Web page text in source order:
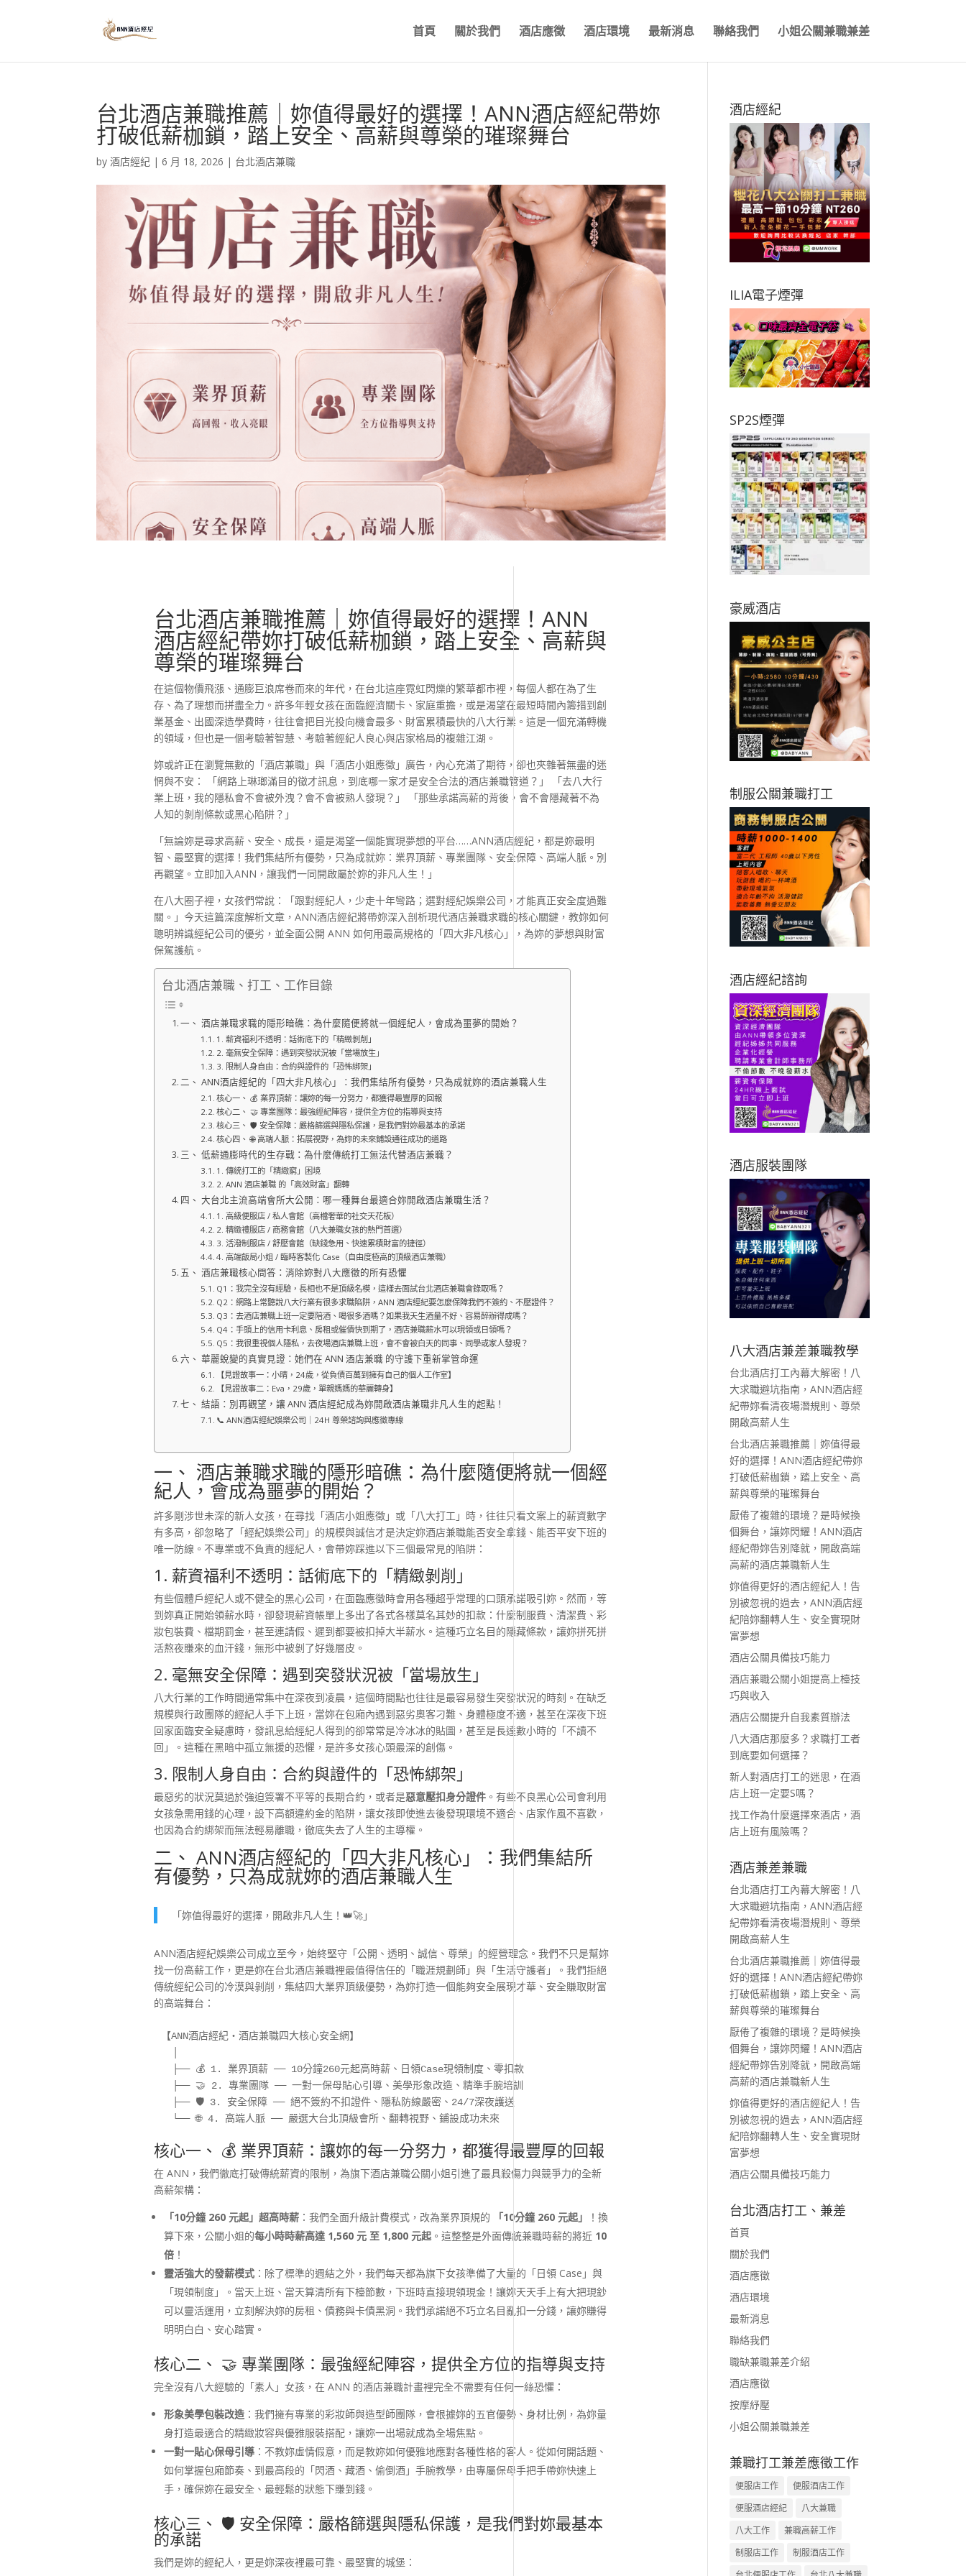
首頁 關於我們 酒店應徵 酒店環境 最新消息 聯絡我們 小姐公關兼職兼差
台北酒店兼職推薦｜妳值得最好的選擇！ANN酒店經紀帶妳
打破低薪枷鎖，踏上安全、高薪與尊榮的璀璨舞台
by酒店經紀 |6 月 18, 2026 | 台北酒店兼職
台北酒店兼職推薦｜妳值得最好的選擇！ANN
酒店經紀帶妳打破低薪枷鎖，踏上安全、高薪與
尊榮的璀璨舞台
在這個物價飛漲、通膨巨浪席卷而來的年代，在台北這座霓虹閃爍的繁華都市裡，每個人都在為了生
存、為了理想而拼盡全力。許多年輕女孩在面臨經濟關卡、家庭重擔，或是渴望在最短時間內籌措到創
業基金、出國深造學費時，往往會把目光投向機會最多、財富累積最快的八大行業。這是一個充滿轉機
的領域，但也是一個考驗著智慧、考驗著經紀人良心與店家格局的複雜江湖。
妳或許正在瀏覽無數的「酒店兼職」與「酒店小姐應徵」廣告，內心充滿了期待，卻也夾雜著無盡的迷
惘與不安： 「網路上琳瑯滿目的徵才訊息，到底哪一家才是安全合法的酒店兼職管道？」 「去八大行
業上班，我的隱私會不會被外洩？會不會被熟人發現？」 「那些承諾高薪的背後，會不會隱藏著不為
人知的剝削條款或黑心陷阱？」
「無論妳是尋求高薪、安全、成長，還是渴望一個能實現夢想的平台……ANN酒店經紀，都是妳最明
智、最堅實的選擇！我們集結所有優勢，只為成就妳：業界頂薪、專業團隊、安全保障、高端人脈。別
再觀望。立即加入ANN，讓我們一同開啟屬於妳的非凡人生！」
在八大圈子裡，女孩們常說：「跟對經紀人，少走十年彎路；選對經紀娛樂公司，才能真正安全度過難
關。」今天這篇深度解析文章，ANN酒店經紀將帶妳深入剖析現代酒店兼職求職的核心關鍵，教妳如何
聰明辨識經紀公司的優劣，並全面公開 ANN 如何用最高規格的「四大非凡核心」，為妳的夢想與財富
保駕護航。
台北酒店兼職、打工、工作目錄
一、 酒店兼職求職的隱形暗礁：為什麼隨便將就一個經紀人，會成為噩夢的開始？
1. 薪資福利不透明：話術底下的「精緻剝削」
2. 毫無安全保障：遇到突發狀況被「當場放生」
3. 限制人身自由：合約與證件的「恐怖綁架」
二、 ANN酒店經紀的「四大非凡核心」：我們集結所有優勢，只為成就妳的酒店兼職人生
核心一、 💰 業界頂薪：讓妳的每一分努力，都獲得最豐厚的回報
核心二、 🤝 專業團隊：最強經紀陣容，提供全方位的指導與支持
核心三、 🛡️ 安全保障：嚴格篩選與隱私保護，是我們對妳最基本的承諾
核心四、 🌐 高端人脈：拓展視野，為妳的未來鋪設通往成功的道路
三、 低薪通膨時代的生存戰：為什麼傳統打工無法代替酒店兼職？
1. 傳統打工的「精緻窮」困境
2. ANN 酒店兼職 的「高效財富」翻轉
四、 大台北主流高端會所大公開：哪一種舞台最適合妳開啟酒店兼職生活？
1. 高級便服店 / 私人會館（高檔奢華的社交天花板）
2. 精緻禮服店 / 商務會館（八大兼職女孩的熱門首選）
3. 活潑制服店 / 舒壓會館（缺錢急用、快速累積財富的捷徑）
4. 高端飯局小姐 / 臨時客製化 Case（自由度極高的頂級酒店兼職）
五、 酒店兼職核心問答：消除妳對八大應徵的所有恐懼
Q1：我完全沒有經驗，長相也不是頂級名模，這樣去面試台北酒店兼職會錄取嗎？
Q2：網路上常聽說八大行業有很多求職陷阱，ANN 酒店經紀要怎麼保障我們不簽約、不壓證件？
Q3：去酒店兼職上班一定要陪酒、喝很多酒嗎？如果我天生酒量不好、容易醉辦得成嗎？
Q4：手頭上的信用卡利息、房租或催債快到期了，酒店兼職薪水可以現領或日領嗎？
Q5：我很重視個人隱私，去夜場酒店兼職上班，會不會被白天的同事、同學或家人發現？
六、 華麗蛻變的真實見證：她們在 ANN 酒店兼職 的守護下重新掌管命運
【見證故事一：小晴，24歲，從負債百萬到擁有自己的個人工作室】
【見證故事二：Eva，29歲，單親媽媽的華麗轉身】
七、 結語：別再觀望，讓 ANN 酒店經紀成為妳開啟酒店兼職非凡人生的起點！
📞 ANN酒店經紀娛樂公司｜24H 尊榮諮詢與應徵專線
一、 酒店兼職求職的隱形暗礁：為什麼隨便將就一個經
紀人，會成為噩夢的開始？
許多剛涉世未深的新人女孩，在尋找「酒店小姐應徵」或「八大打工」時，往往只看文案上的薪資數字
有多高，卻忽略了「經紀娛樂公司」的規模與誠信才是決定妳酒店兼職能否安全拿錢、能否平安下班的
唯一防線。不專業或不負責的經紀人，會帶妳踩進以下三個最常見的陷阱：
1. 薪資福利不透明：話術底下的「精緻剝削」
有些個體戶經紀人或不健全的黑心公司，在面臨應徵時會用各種超乎常理的口頭承諾吸引妳。然而，等
到妳真正開始領薪水時，卻發現薪資帳單上多出了各式各樣莫名其妙的扣款：什麼制服費、清潔費、彩
妝包裝費、檔期罰金，甚至連請假、遲到都要被扣掉大半薪水。這種巧立名目的隱藏條款，讓妳拼死拼
活熬夜賺來的血汗錢，無形中被剝了好幾層皮。
2. 毫無安全保障：遇到突發狀況被「當場放生」
八大行業的工作時間通常集中在深夜到凌晨，這個時間點也往往是最容易發生突發狀況的時刻。在缺乏
規模與行政團隊的經紀人手下上班，當妳在包廂內遇到惡劣奧客刁難、身體極度不適，甚至在深夜下班
回家面臨安全疑慮時，發訊息給經紀人得到的卻常常是冷冰冰的貼圖，甚至是長達數小時的「不讀不
回」。這種在黑暗中孤立無援的恐懼，是許多女孩心頭最深的創傷。
3. 限制人身自由：合約與證件的「恐怖綁架」
最惡劣的狀況莫過於強迫簽署不平等的長期合約，或者是惡意壓扣身分證件。有些不良黑心公司會利用
女孩急需用錢的心理，設下高額違約金的陷阱，讓女孩即使進去後發現環境不適合、店家作風不喜歡，
也因為合約綁架而無法輕易離職，徹底失去了人生的主導權。
二、 ANN酒店經紀的「四大非凡核心」：我們集結所
有優勢，只為成就妳的酒店兼職人生
「妳值得最好的選擇，開啟非凡人生！👑🚀」
ANN酒店經紀娛樂公司成立至今，始終堅守「公開、透明、誠信、尊榮」的經營理念。我們不只是幫妳
找一份高薪工作，更是妳在台北酒店兼職裡最值得信任的「職涯規劃師」與「生活守護者」。我們拒絕
傳統經紀公司的冷漠與剝削，集結四大業界頂級優勢，為妳打造一個能夠安全展現才華、安全賺取財富
的高端舞台：
【ANN酒店經紀・酒店兼職四大核心安全網】
  ├── 💰 1. 業界頂薪 ── 10分鐘260元起高時薪、日領Case現領制度、零扣款
  ├── 🤝 2. 專業團隊 ── 一對一保母貼心引導、美學形象改造、精準手腕培訓
  ├── 🛡️ 3. 安全保障 ── 絕不簽約不扣證件、隱私防線嚴密、24/7深夜護送
核心一、 💰 業界頂薪：讓妳的每一分努力，都獲得最豐厚的回報
在 ANN，我們徹底打破傳統薪資的限制，為旗下酒店兼職公關小姐引進了最具殺傷力與競爭力的全新
高薪架構：
「10分鐘 260 元起」超高時薪：我們全面升級計費模式，改為業界頂規的 「10分鐘 260 元起」
！換
算下來，公關小姐的每小時時薪高達 1,560 元 至 1,800 元起。這整整是外面傳統兼職時薪的將近 10
倍！
靈活強大的發薪模式：除了標準的週結之外，我們每天都為旗下女孩準備了大量的「日領 Case」與
「現領制度」。當天上班、當天算清所有下檯節數，下班時直接現領現金！讓妳天天手上有大把現鈔
可以靈活運用，立刻解決妳的房租、債務與卡債黑洞。我們承諾絕不巧立名目亂扣一分錢，讓妳賺得
明明白白、安心踏實。
核心二、 🤝 專業團隊：最強經紀陣容，提供全方位的指導與支持
完全沒有八大經驗的「素人」女孩，在 ANN 的酒店兼職計畫裡完全不需要有任何一絲恐懼：
形象美學包裝改造：我們擁有專業的彩妝師與造型師團隊，會根據妳的五官優勢、身材比例，為妳量
身打造最適合的精緻妝容與優雅服裝搭配，讓妳一出場就成為全場焦點。
一對一貼心保母引導：不教妳虛情假意，而是教妳如何優雅地應對各種性格的客人。從如何開話題、
如何掌握包廂節奏、到最高段的「閃酒、藏酒、偷倒酒」手腕教學，由專屬保母手把手帶妳快速上
手，確保妳在最安全、最輕鬆的狀態下賺到錢。
核心三、 🛡️ 安全保障：嚴格篩選與隱私保護，是我們對妳最基本
的承諾
我們是妳的經紀人，更是妳深夜裡最可靠、最堅實的城堡：
酒店經紀
ILIA電子煙彈
SP2S煙彈
豪威酒店
制服公關兼職打工
酒店經紀諮詢
酒店服裝團隊
八大酒店兼差兼職教學
台北酒店打工內幕大解密！八
大求職避坑指南，ANN酒店經
紀帶妳看清夜場潛規則、尊榮
開啟高薪人生
台北酒店兼職推薦｜妳值得最
好的選擇！ANN酒店經紀帶妳
打破低薪枷鎖，踏上安全、高
薪與尊榮的璀璨舞台
厭倦了複雜的環境？是時候換
個舞台，讓妳閃耀！ANN酒店
經紀帶妳告別降就，開啟高端
高薪的酒店兼職新人生
妳值得更好的酒店經紀人！告
別被忽視的過去，ANN酒店經
紀陪妳翻轉人生、安全實現財
富夢想
酒店公關具備技巧能力
酒店兼職公關小姐提高上檯技
巧與收入
酒店公關提升自我素質辦法
八大酒店那麼多？求職打工者
到底要如何選擇？
新人對酒店打工的迷思，在酒
店上班一定要S嗎？
找工作為什麼選擇來酒店，酒
店上班有風險嗎？
酒店兼差兼職
台北酒店打工內幕大解密！八
大求職避坑指南，ANN酒店經
紀帶妳看清夜場潛規則、尊榮
開啟高薪人生
台北酒店兼職推薦｜妳值得最
好的選擇！ANN酒店經紀帶妳
打破低薪枷鎖，踏上安全、高
薪與尊榮的璀璨舞台
厭倦了複雜的環境？是時候換
個舞台，讓妳閃耀！ANN酒店
經紀帶妳告別降就，開啟高端
高薪的酒店兼職新人生
妳值得更好的酒店經紀人！告
別被忽視的過去，ANN酒店經
紀陪妳翻轉人生、安全實現財
富夢想
酒店公關具備技巧能力
台北酒店打工、兼差
首頁
關於我們
酒店應徵
酒店環境
最新消息
聯絡我們
職缺兼職兼差介紹
酒店應徵
按摩紓壓
小姐公關兼職兼差
兼職打工兼差應徵工作
便服店工作
便服酒店工作
便服酒店經紀
八大兼職
八大工作
兼職高薪工作
制服店工作
制服酒店工作